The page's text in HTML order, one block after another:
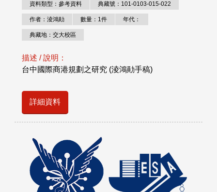
資料類型：參考資料 典藏號：101-0103-015-022
作者：淩鴻勛 數量：1件 年代：
典藏地：交大校區
描述 / 說明：
台中國際商港規劃之研究 (淩鴻勛手稿)
詳細資料